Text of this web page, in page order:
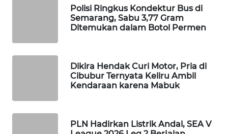
Polisi Ringkus Kondektur Bus di
Semarang, Sabu 3,77 Gram
Ditemukan dalam Botol Permen
Dikira Hendak Curi Motor, Pria di
Cibubur Ternyata Keliru Ambil
Kendaraan karena Mabuk
PLN Hadirkan Listrik Andal, SEA V